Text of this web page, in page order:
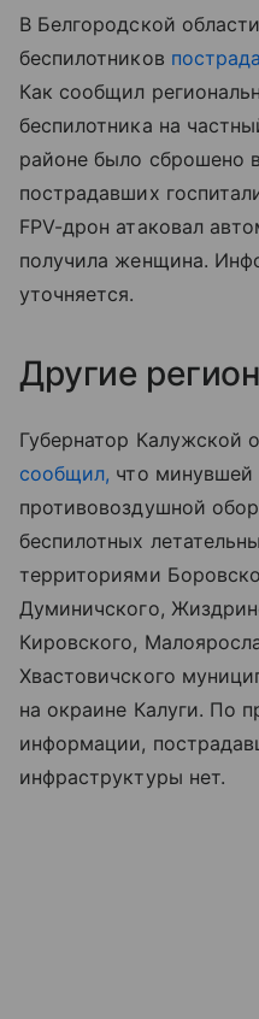
В Белгородской
беспилотников
Как сообщил
беспилотника на
районе было сброшено
пострадавших
FPV-дрон атаковал
получила женщина.
уточняется.
Другие
Губернатор Калужской
сообщил, что
противовоздушной
беспилотных
территориями
Думиничского,
Кировского,
Хвастовичского
на окраине Калуги. По
информации,
инфраструктуры нет.